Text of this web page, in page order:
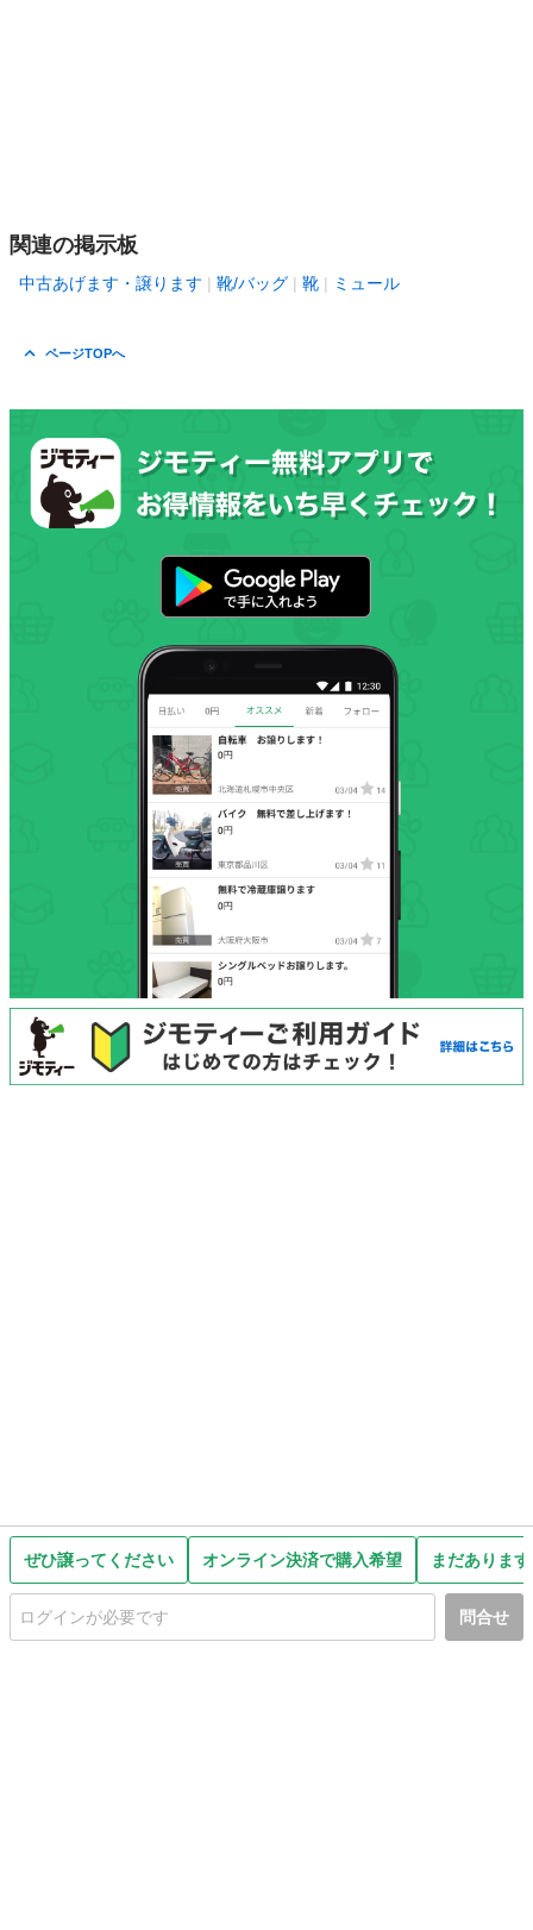
ぜひ譲ってください オンライン決済で購入希望 まだありま
問合せ
関連の掲示板
中古あげます・譲ります 靴/バッグ 靴 ミュール
ページTOPへ